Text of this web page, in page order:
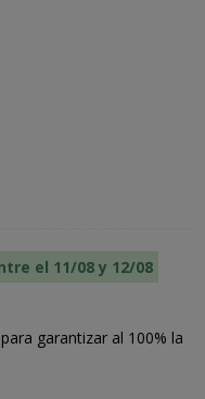
el 11/08 y 12/08
garantizar al 100% la